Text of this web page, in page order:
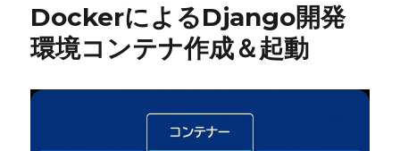
DockerによるDjango開発
環境コンテナ作成＆起動